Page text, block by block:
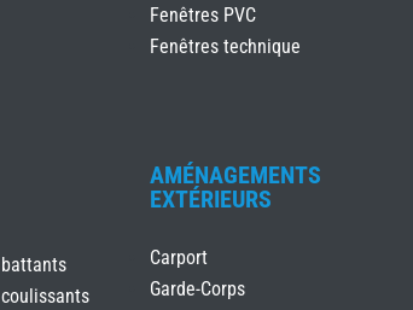
Fenêtres PVC
Fenêtres technique
AMÉNAGEMENTS
EXTÉRIEURS
Carport
Garde-Corps